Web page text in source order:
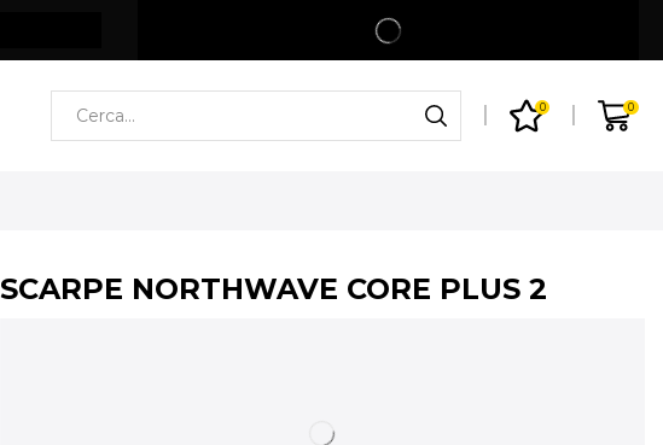
Spedizione gratuita per ordini superiori a 99€
0 0
SCARPE NORTHWAVE CORE PLUS 2